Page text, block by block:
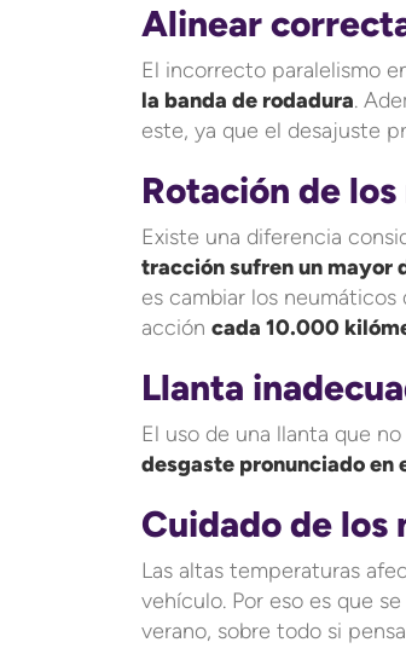
Alinear
El incorrecto paralelismo
la banda de rodadura.
este, ya que el desajuste
Rotación de
Existe una diferencia
tracción sufren un mayor
es cambiar los
acción cada 10.000
Llanta
El uso de una llanta que
desgaste pronunciado en
Cuidado de los
Las altas temperaturas
vehículo. Por eso es que
verano, sobre todo si